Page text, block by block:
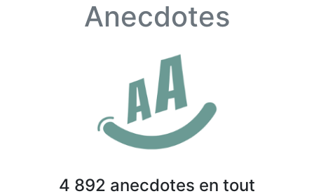
Anecdotes
4 892 anecdotes en tout